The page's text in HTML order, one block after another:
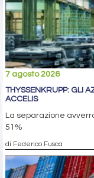
7 agosto 2026
THYSSENKRUPP: GLI
ACCELIS
La separazione
51%
di Federico Fusca